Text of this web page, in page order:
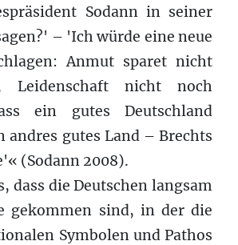
Sodann in seiner
– 'Ich würde eine neue
Anmut sparet nicht
Leidenschaft nicht noch
ein gutes Deutschland
andres gutes Land – Brechts
(Sodann 2008).
dass die Deutschen langsam
gekommen sind, in der die
Symbolen und Pathos